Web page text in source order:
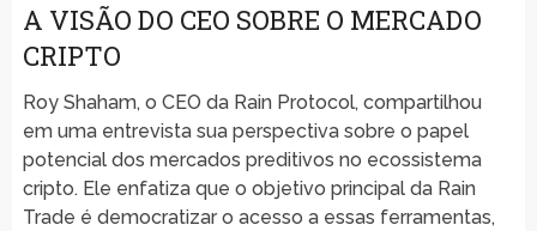
A VISÃO DO CEO SOBRE O MERCADO
CRIPTO
Roy Shaham, o CEO da Rain Protocol, compartilhou
em uma entrevista sua perspectiva sobre o papel
potencial dos mercados preditivos no ecossistema
cripto. Ele enfatiza que o objetivo principal da Rain
Trade é democratizar o acesso a essas ferramentas,